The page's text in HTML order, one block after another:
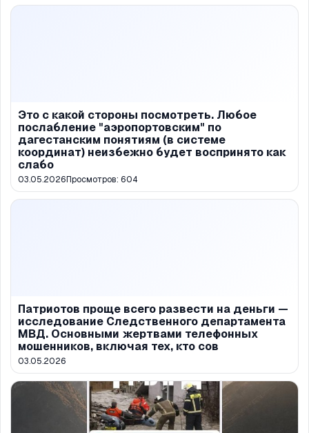
Это с какой стороны посмотреть. Любое
послабление "аэропортовским" по
дагестанским понятиям (в системе
координат) неизбежно будет воспринято как
слабо
03.05.2026Просмотров: 604
Патриотов проще всего развести на деньги —
исследование Следственного департамента
МВД. Основными жертвами телефонных
мошенников, включая тех, кто сов
03.05.2026